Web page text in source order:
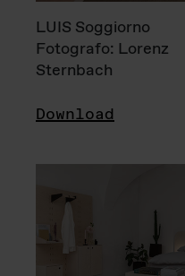
LUIS Soggiorno
Fotografo: Lorenz
Sternbach
Download